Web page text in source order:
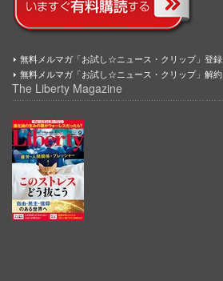
無料メルマガ「お試し☆ニュース・クリップ」登録
無料メルマガ「お試し☆ニュース・クリップ」解約
The Liberty Magazine